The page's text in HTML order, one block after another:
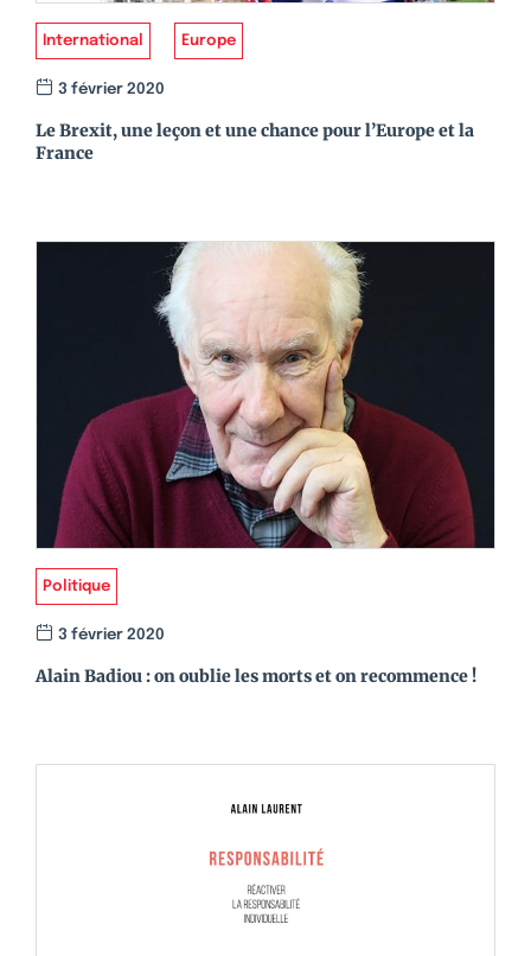
International Europe
3 février 2020
Le Brexit, une leçon et une chance pour l’Europe et la
France
Politique
3 février 2020
Alain Badiou : on oublie les morts et on recommence !